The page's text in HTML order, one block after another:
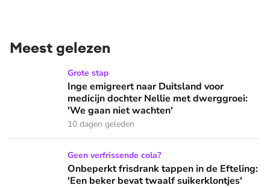
Meest gelezen
Inge emigreert naar Duitsland voor medicijn dochter
Grote stap
Inge emigreert naar Duitsland voor
medicijn dochter Nellie met dwerggroei:
'We gaan niet wachten'
10 dagen geleden
Onbeperkt frisdrank tappen in de Efteling: 'Een beker
Geen verfrissende cola?
Onbeperkt frisdrank tappen in de Efteling:
'Een beker bevat twaalf suikerklontjes'